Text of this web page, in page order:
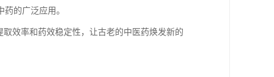
的广泛应用。
效率和药效稳定性，让古老的中医药焕发新的